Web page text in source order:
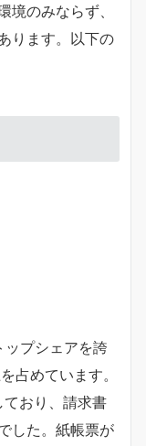
境のみならず、
ります。以下の
ップシェアを誇
占めています。
おり、請求書
した。紙帳票が